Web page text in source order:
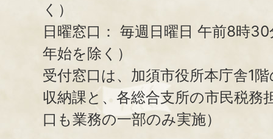
く）
日曜窓口： 毎週日曜日 午前8時
年始を除く）
受付窓口は、加須市役所本庁舎1
収納課と、 各総合支所の市民税務
口も業務の一部のみ実施）